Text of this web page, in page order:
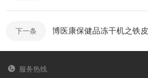
下一条 博医康保健品冻干机之铁
服务热线